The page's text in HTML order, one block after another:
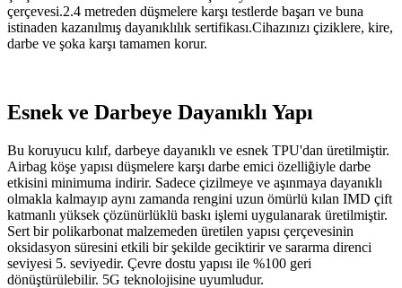
çerçevesi.2.4 metreden düşmelere karşı testlerde başarı ve buna
istinaden kazanılmış dayanıklılık sertifikası.Cihazınızı çiziklere, kire,
darbe ve şoka karşı tamamen korur.
Esnek ve Darbeye Dayanıklı Yapı
Bu koruyucu kılıf, darbeye dayanıklı ve esnek TPU'dan üretilmiştir.
Airbag köşe yapısı düşmelere karşı darbe emici özelliğiyle darbe
etkisini minimuma indirir. Sadece çizilmeye ve aşınmaya dayanıklı
olmakla kalmayıp aynı zamanda rengini uzun ömürlü kılan IMD çift
katmanlı yüksek çözünürlüklü baskı işlemi uygulanarak üretilmiştir.
Sert bir polikarbonat malzemeden üretilen yapısı çerçevesinin
oksidasyon süresini etkili bir şekilde geciktirir ve sararma direnci
seviyesi 5. seviyedir. Çevre dostu yapısı ile %100 geri
dönüştürülebilir. 5G teknolojisine uyumludur.